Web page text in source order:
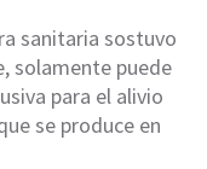
sanitaria sostuvo
solamente puede
para el alivio
se produce en